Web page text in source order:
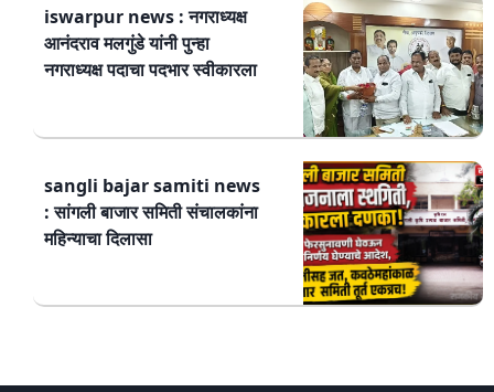
iswarpur news : नगराध्यक्ष
आनंदराव मलगुंडे यांनी पुन्हा
नगराध्यक्ष पदाचा पदभार स्वीकारला
sangli bajar samiti news
: सांगली बाजार समिती संचालकांना
महिन्याचा दिलासा